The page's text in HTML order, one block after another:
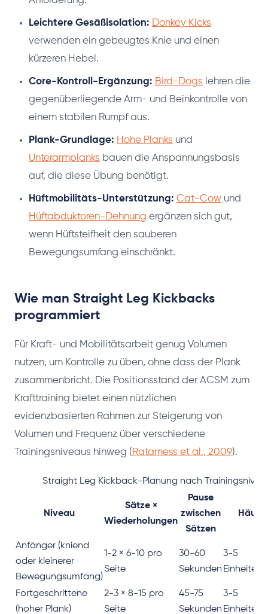
Leichtere Gesäßisolation: Donkey Kicks
verwenden ein gebeugtes Knie und einen
kürzeren Hebel.
Core-Kontroll-Ergänzung: Bird-Dogs lehren die
gegenüberliegende Arm- und Beinkontrolle von
einem stabilen Rumpf aus.
Plank-Grundlage: Hohe Planks und
Unterarmplanks bauen die Anspannungsbasis
auf, die diese Übung benötigt.
Hüftmobilitäts-Unterstützung: Cat-Cow und
Hüftabduktoren-Dehnung ergänzen sich gut,
wenn Hüftsteifheit den sauberen
Bewegungsumfang einschränkt.
Wie man Straight Leg Kickbacks
programmiert
Für Kraft- und Mobilitätsarbeit genug Volumen
nutzen, um Kontrolle zu üben, ohne dass der Plank
zusammenbricht. Die Positionsstand der ACSM zum
Krafttraining bietet einen nützlichen
evidenzbasierten Rahmen zur Steigerung von
Volumen und Frequenz über verschiedene
Trainingsniveaus hinweg ( Ratamess et al., 2009).
Straight Leg Kickback-Planung nach
Niveau
Sätze ×
Wiederholungen
Pause
zwischen
Sätzen
Anfänger (kniend
oder kleinerer
Bewegungsumfang)
1-2 × 6-10 pro
Seite
30-60
Sekunden
3-5
Fortgeschrittene
(hoher Plank)
2-3 × 8-15 pro
Seite
45-75
Sekunden
3-5